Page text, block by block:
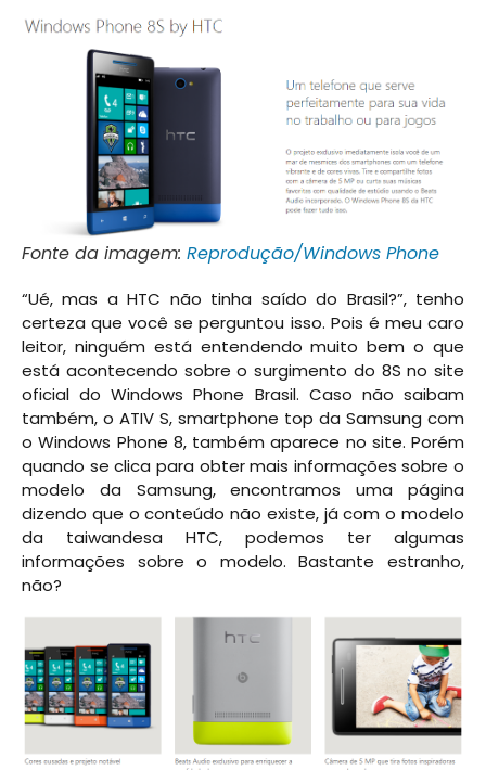
Fonte da imagem: Reprodução/Windows Phone
“Ué, mas a HTC não tinha saído do Brasil?”, tenho
certeza que você se perguntou isso. Pois é meu caro
leitor, ninguém está entendendo muito bem o que
está acontecendo sobre o surgimento do 8S no site
oficial do Windows Phone Brasil. Caso não saibam
também, o ATIV S, smartphone top da Samsung com
o Windows Phone 8, também aparece no site. Porém
quando se clica para obter mais informações sobre o
modelo da Samsung, encontramos uma página
dizendo que o conteúdo não existe, já com o modelo
da taiwandesa HTC, podemos ter algumas
informações sobre o modelo. Bastante estranho,
não?